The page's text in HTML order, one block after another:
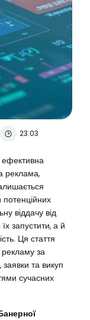
23:03
ефективна
реклама,
віддачу від
запустити, а й
Ця стаття
рекламу за
та викуп
сучасних